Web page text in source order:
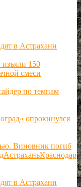
в Астрахани
150
смеси
по темпам
опрокинулся
Виновник погиб
АстраханьКраснодар
в Астрахани